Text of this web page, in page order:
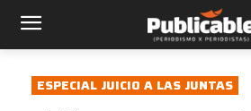
ESPECIAL JUICIO A LAS JUNTAS